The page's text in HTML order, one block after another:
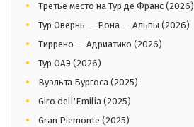
Третье место на Тур де Франс (2026)
Тур Овернь — Рона — Альпы (2026)
Тиррено — Адриатико (2026)
Тур ОАЭ (2026)
Вуэльта Бургоса (2025)
Giro dell'Emilia (2025)
Gran Piemonte (2025)